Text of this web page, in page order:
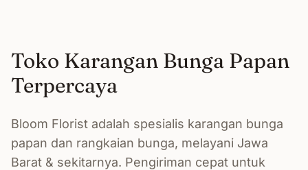
Toko Karangan Bunga Papan
Terpercaya
Bloom Florist adalah spesialis karangan bunga
papan dan rangkaian bunga, melayani Jawa
Barat & sekitarnya. Pengiriman cepat untuk